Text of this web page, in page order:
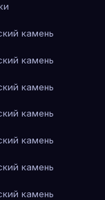
камень
камень
камень
камень
камень
камень
камень